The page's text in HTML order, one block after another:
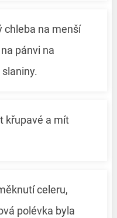
chleba na menší
pánvi na
křupavé a mít
celeru,
polévka byla